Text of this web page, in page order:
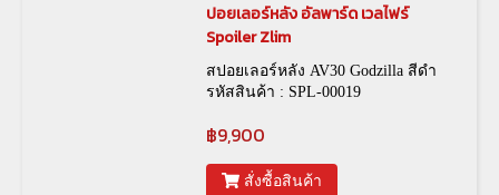
ปอยเลอร์หลัง อัลพาร์ด เวลไฟร์
Spoiler Zlim
สปอยเลอร์หลัง AV30 Godzilla สีดำ
รหัสสินค้า : SPL-00019
฿9,900
สั่งซื้อสินค้า